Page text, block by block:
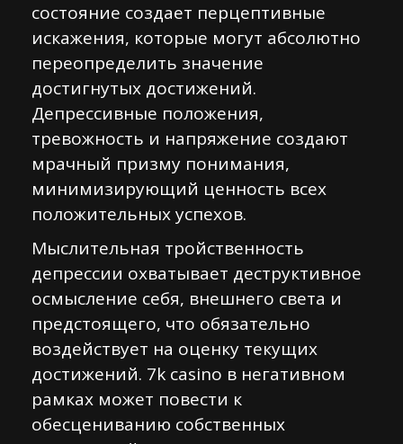
состояние создает перцептивные
искажения, которые могут абсолютно
переопределить значение
достигнутых достижений.
Депрессивные положения,
тревожность и напряжение создают
мрачный призму понимания,
минимизирующий ценность всех
положительных успехов.
Мыслительная тройственность
депрессии охватывает деструктивное
осмысление себя, внешнего света и
предстоящего, что обязательно
воздействует на оценку текущих
достижений. 7k casino в негативном
рамках может повести к
обесцениванию собственных